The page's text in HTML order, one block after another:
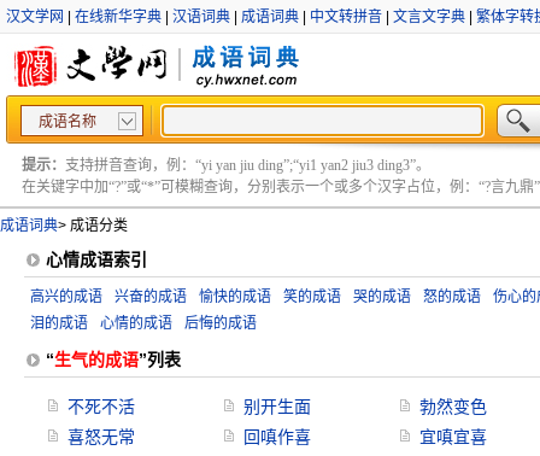
汉文学网 在线新华字典 汉语词典 成语词典 中文转拼音 文言文字典 繁体字转
成语名称
提示： 支持拼音查询，例：“yi yan jiu ding”;“yi1 yan2 jiu3 ding3”。
在关键字中加“?”或“*”可模糊查询，分别表示一个或多个汉字占位，例：“?言九鼎”
成语词典> 成语分类
心情成语索引
高兴的成语 兴奋的成语 愉快的成语 笑的成语 哭的成语 怒的成语
伤心的
泪的成语
心情的成语 后悔的成语
“生气的成语”列表
不死不活 别开生面
勃然变色
喜怒无常
回嗔作喜
宜嗔宜喜